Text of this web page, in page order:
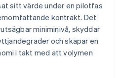
sitt värde under en pilotfas
kontrakt. Det
miniminivå, skyddar
och skapar en
i takt med att volymen